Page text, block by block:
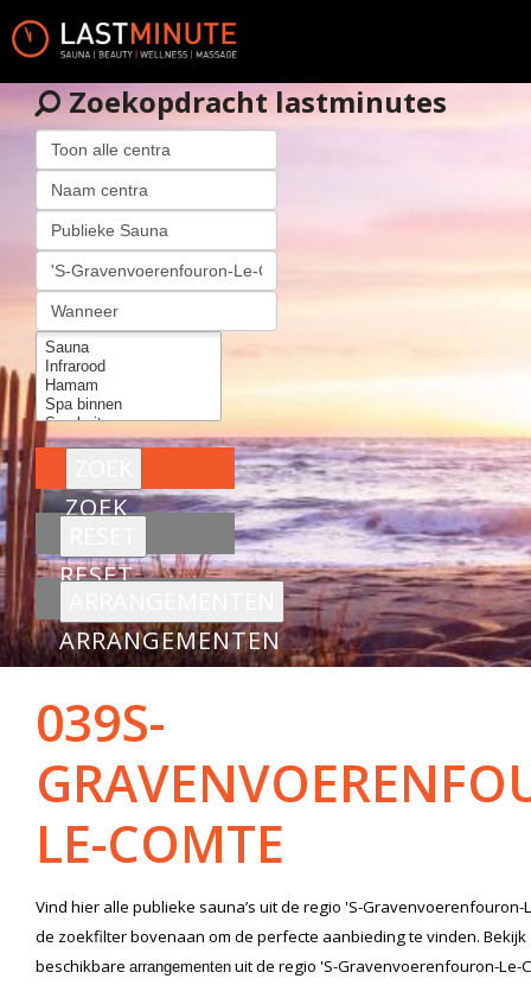
Zoekopdracht lastminutes
ZOEK
RESET
ARRANGEMENTEN
039S-
LE-COMTE
Vind hier alle publieke sauna’s uit de regio 'S-Gravenvoerenfouron-
de zoekfilter bovenaan om de perfecte aanbieding te vinden.
beschikbare arrangementen uit de regio 'S-Gravenvoerenfouron-Le-